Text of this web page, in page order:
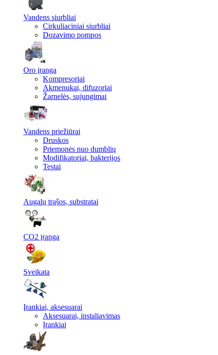
Vandens siurbliai
Cirkuliaciniai siurbliai
Dozavimo pompos
Oro įranga
Kompresoriai
Akmenukai, difuzoriai
Žarnelės, sujungimai
Vandens priežiūrai
Druskos
Priemonės nuo dumblių
Modifikatoriai, bakterijos
Testai
Augalų trąšos, substratai
CO2 įranga
Sveikata
Įrankiai, aksesuarai
Aksesuarai, instaliavimas
Įrankiai